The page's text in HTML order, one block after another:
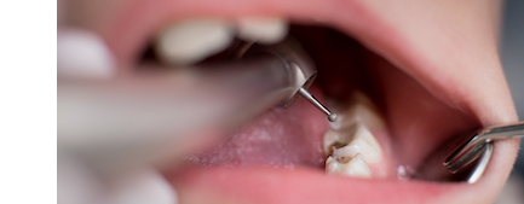
Skolinformatörer
Ansvarsområden
Tandvård mot Tobak